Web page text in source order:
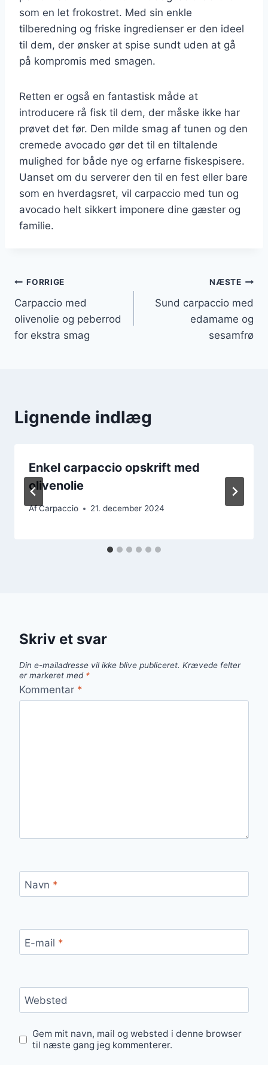
som en let frokostret. Med sin enkle
tilberedning og friske ingredienser er den ideel
til dem, der ønsker at spise sundt uden at gå
på kompromis med smagen.
Retten er også en fantastisk måde at
introducere rå fisk til dem, der måske ikke har
prøvet det før. Den milde smag af tunen og den
cremede avocado gør det til en tiltalende
mulighed for både nye og erfarne fiskespisere.
Uanset om du serverer den til en fest eller bare
som en hverdagsret, vil carpaccio med tun og
avocado helt sikkert imponere dine gæster og
familie.
Indlægsnavigation
FORRIGE
Carpaccio med
olivenolie og peberrod
for ekstra smag
NÆSTE
Sund carpaccio med
edamame og
sesamfrø
Lignende indlæg
Enkel carpaccio opskrift med
olivenolie
AfCarpaccio 21. december 2024
Skriv et svar
Din e-mailadresse vil ikke blive publiceret. Krævede felter
er markeret med *
Kommentar *
Navn *
E-mail *
Websted
Gem mit navn, mail og websted i denne browser
til næste gang jeg kommenterer.